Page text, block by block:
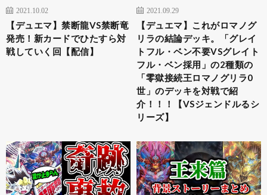
2021.10.02
【デュエマ】禁断龍VS禁断竜
発売！新カードでひたすら対
戦していく回【配信】
2021.09.29
【デュエマ】これがロマノグ
リラの結論デッキ。「グレイ
トフル・ベン不要VSグレイト
フル・ベン採用」の2種類の
「零獄接続王ロマノグリラ0
世」のデッキを対戦で紹
介！！！【VSジェンドルるシ
リーズ】